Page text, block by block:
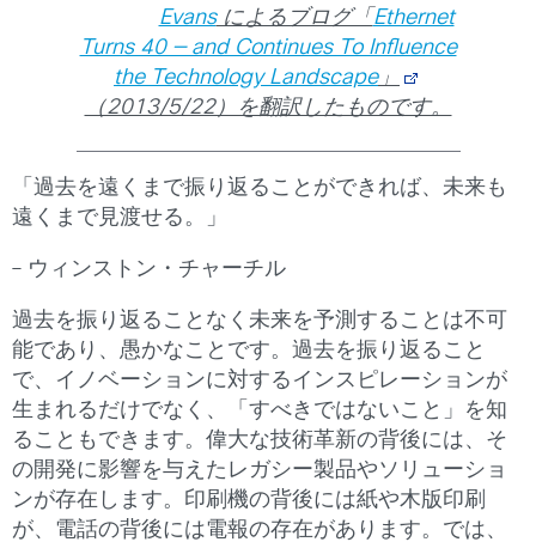
Evansによるブログ「 Ethernet
Turns 40 — and Continues To Influence
the Technology Landscape」
（2013/5/22）を翻訳したものです。
「過去を遠くまで振り返ることができれば、未来も
遠くまで見渡せる。」
– ウィンストン・チャーチル
過去を振り返ることなく未来を予測することは不可
能であり、愚かなことです。過去を振り返ること
で、イノベーションに対するインスピレーションが
生まれるだけでなく、「すべきではないこと」を知
ることもできます。偉大な技術革新の背後には、そ
の開発に影響を与えたレガシー製品やソリューショ
ンが存在します。印刷機の背後には紙や木版印刷
が、電話の背後には電報の存在があります。では、